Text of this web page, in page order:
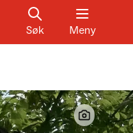
Søk Meny